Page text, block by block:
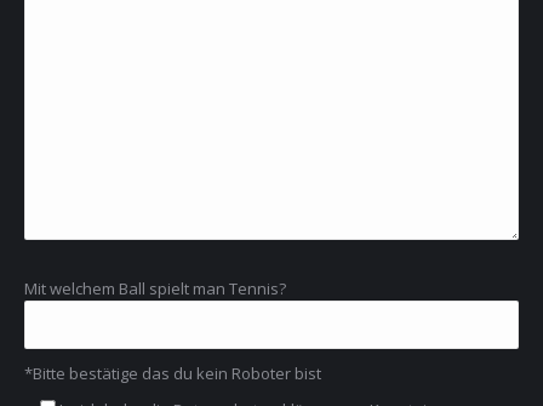
Mit welchem Ball spielt man Tennis?
*Bitte bestätige das du kein Roboter bist